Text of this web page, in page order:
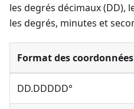
les degrés décimaux (DD),
les degrés, minutes et
Format des coordonnées
DD.DDDDD°